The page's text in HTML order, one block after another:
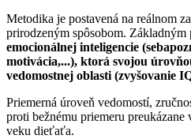
Metodika je postavená na reálnom
prirodzeným spôsobom. Základným
emocionálnej inteligencie
motivácia,...), ktorá svojou
vedomostnej oblasti (zvyšovanie
Priemerná úroveň vedomostí,
proti bežnému priemeru
veku dieťaťa.